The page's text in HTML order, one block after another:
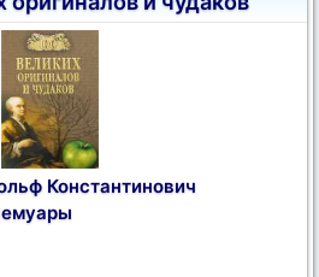
Константинович